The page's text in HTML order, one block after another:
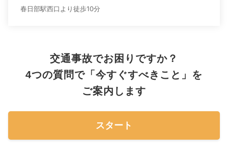
春日部駅西口より徒歩10分
交通事故でお困りですか？
4つの質問で「今すぐすべきこと」を
ご案内します
スタート